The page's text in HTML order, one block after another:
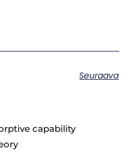
Seuraava
capability